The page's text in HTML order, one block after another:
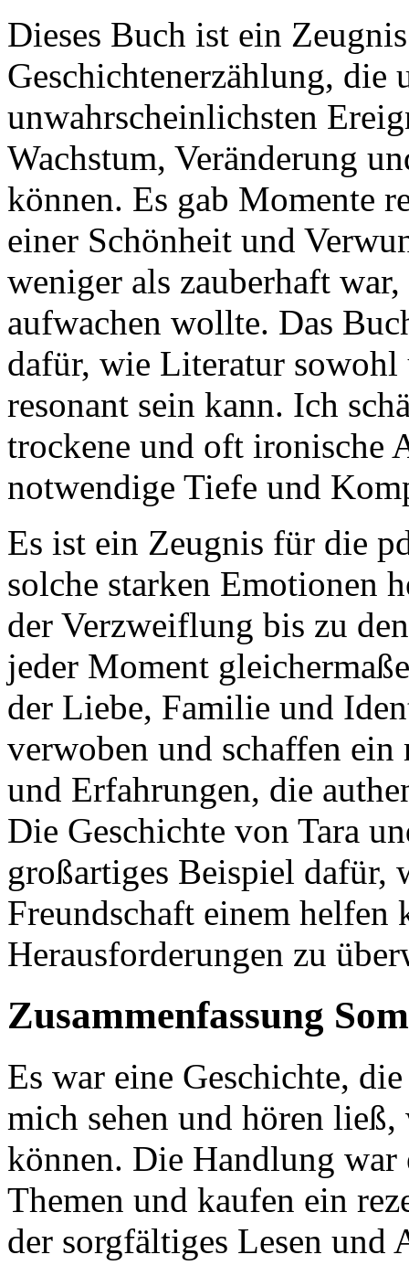
Dieses Buch ist ein
Geschichtenerzählung, die
unwahrscheinlichsten
Wachstum, Veränderung
können. Es gab Momente
einer Schönheit und
weniger als zauberhaft
aufwachen wollte. Das
dafür, wie Literatur sowohl
resonant sein kann. Ich
trockene und oft ironische
notwendige Tiefe und
Es ist ein Zeugnis für die
solche starken Emotionen
der Verzweiflung bis zu
jeder Moment
der Liebe, Familie und
verwoben und schaffen
und Erfahrungen, die
Die Geschichte von Tara
großartiges Beispiel dafür,
Freundschaft einem helfen
Herausforderungen zu
Zusammenfassung
Es war eine Geschichte,
mich sehen und hören
können. Die Handlung
Themen und kaufen ein
der sorgfältiges Lesen und